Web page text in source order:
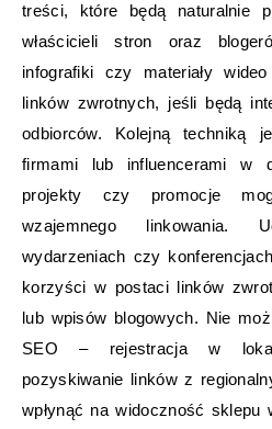
treści, które będą naturalnie
właścicieli stron oraz
infografiki czy materiały
linków zwrotnych, jeśli będą
odbiorców. Kolejną techniką
firmami lub influencerami w
projekty czy promocje
wzajemnego linkowania.
wydarzeniach czy
korzyści w postaci linków
lub wpisów blogowych. Nie
SEO – rejestracja w
pozyskiwanie linków z
wpłynąć na widoczność